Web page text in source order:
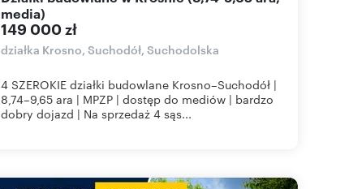
media)
149 000 zł
działka Krosno, Suchodół, Suchodolska
4 SZEROKIE działki budowlane Krosno–Suchodół |
8,74–9,65 ara | MPZP | dostęp do mediów | bardzo
dobry dojazd | Na sprzedaż 4 sąs...